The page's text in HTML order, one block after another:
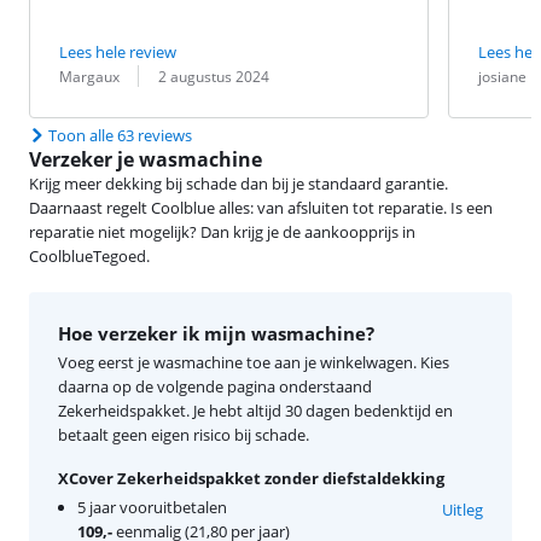
Lees hele review
Beoordeling door:
Margaux
Datum: 2 augustus 2024
Lees
josiane
Datum:
Toon alle 63 reviews
Verzeker je wasmachine
Krijg meer dekking bij schade dan bij je standaard garantie.
Daarnaast regelt Coolblue alles: van afsluiten tot reparatie. Is een
reparatie niet mogelijk? Dan krijg je de aankoopprijs in
CoolblueTegoed.
Hoe verzeker ik mijn wasmachine?
Voeg eerst je wasmachine toe aan je winkelwagen. Kies
daarna op de volgende pagina onderstaand
Zekerheidspakket. Je hebt altijd 30 dagen bedenktijd en
betaalt geen eigen risico bij schade.
XCover Zekerheidspakket zonder diefstaldekking
5 jaar vooruitbetalen
109,-eenmalig (21,80 per jaar)
Uitleg